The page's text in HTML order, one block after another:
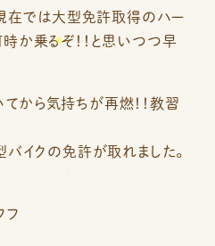
在では大型免許取得のハー
か乗るぞ！！と思いつつ早
から気持ちが再燃！！教習
イクの免許が取れました。
フ